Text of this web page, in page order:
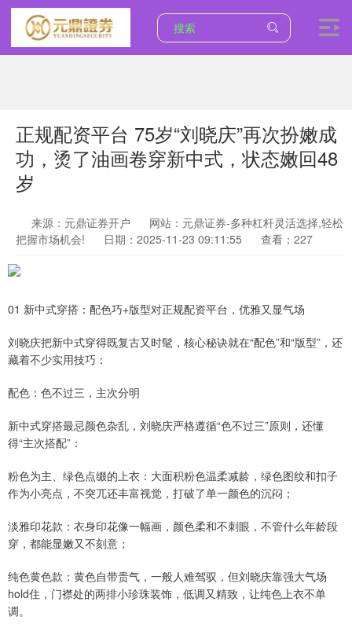
正规配资平台 75岁“刘晓庆”再次扮嫩成
功，烫了油画卷穿新中式，状态嫩回48
岁
来源：元鼎证券开户
网站：元鼎证券-多种杠杆灵活选择,轻松
把握市场机会!
日期：2025-11-23 09:11:55 查看：227
01 新中式穿搭：配色巧+版型对正规配资平台，优雅又显气场
刘晓庆把新中式穿得既复古又时髦，核心秘诀就在“配色”和“版型”，还
藏着不少实用技巧：
配色：色不过三，主次分明
新中式穿搭最忌颜色杂乱，刘晓庆严格遵循“色不过三”原则，还懂
得“主次搭配”：
粉色为主、绿色点缀的上衣：大面积粉色温柔减龄，绿色图纹和扣子
作为小亮点，不突兀还丰富视觉，打破了单一颜色的沉闷；
淡雅印花款：衣身印花像一幅画，颜色柔和不刺眼，不管什么年龄段
穿，都能显嫩又不刻意；
纯色黄色款：黄色自带贵气，一般人难驾驭，但刘晓庆靠强大气场
hold住，门襟处的两排小珍珠装饰，低调又精致，让纯色上衣不单
调。